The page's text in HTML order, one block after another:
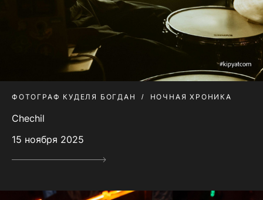
ФОТОГРАФ КУДЕЛЯ БОГДАН НОЧНАЯ ХРОНИКА
Chechil
15 ноября 2025